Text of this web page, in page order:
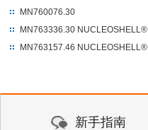
NUCLEODUR®C18 Gravity
MN760076.30
NUCLEODUR®C18 Gravity
MN763336.30 NUCLEOSHELL®
HILIC 150*3.0*2.7
MN763157.46 NUCLEOSHELL®
新手指南